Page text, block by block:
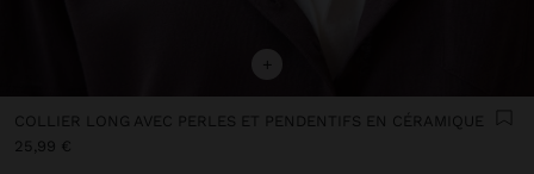
+
COLLIER LONG AVEC PERLES ET PENDENTIFS EN CÉRAMIQUE
25,99 €